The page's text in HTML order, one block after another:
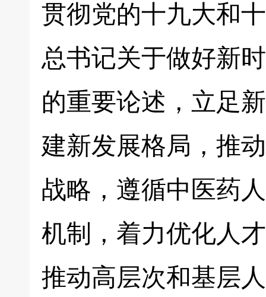
贯彻党的十九大和
总书记关于做好新
的重要论述，立足
建新发展格局，推
战略，遵循中医药
机制，着力优化人
推动高层次和基层